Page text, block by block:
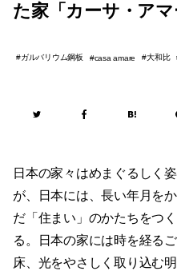
た家「カーサ・アマ
ガルバリウム鋼板 casa amare 大和比
日本の家々はめまぐるしく
が、日本には、長い年月を
だ「住まい」のかたちをつ
る。日本の家には時を経る
床、光をやさしく取り込む